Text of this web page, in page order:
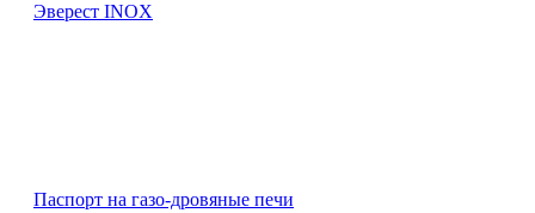
Эверест INOX
Паспорт на газо-дровяные печи